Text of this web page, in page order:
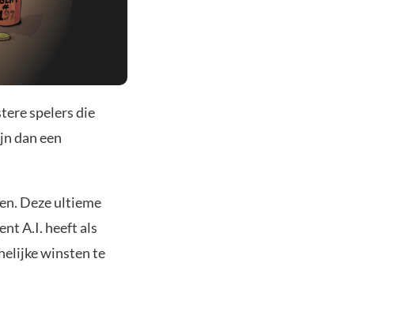
spelers die
dan een
Deze ultieme
A.I. heeft als
winsten te